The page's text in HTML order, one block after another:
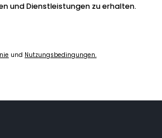
und Dienstleistungen zu erhalten.
und Nutzungsbedingungen.